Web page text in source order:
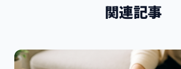
関連記事